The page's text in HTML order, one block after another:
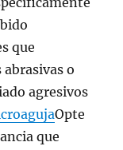
que
o
agresivos
Opte
que